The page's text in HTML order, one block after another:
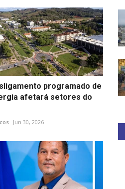
programado de
afetará setores do
Jun 30, 2026